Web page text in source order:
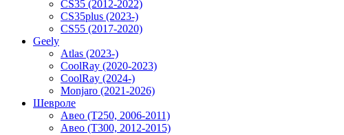
CS35 (2012-2022)
CS35plus (2023-)
CS55 (2017-2020)
Geely
Atlas (2023-)
CoolRay (2020-2023)
CoolRay (2024-)
Monjaro (2021-2026)
Шевроле
Авео (T250, 2006-2011)
Авео (T300, 2012-2015)